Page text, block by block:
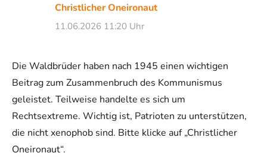
Christlicher Oneironaut
11.06.2026 11:20 Uhr
Die Waldbrüder haben nach 1945 einen wichtigen
Beitrag zum Zusammenbruch des Kommunismus
geleistet. Teilweise handelte es sich um
Rechtsextreme. Wichtig ist, Patrioten zu unterstützen,
die nicht xenophob sind. Bitte klicke auf „Christlicher
Oneironaut“.